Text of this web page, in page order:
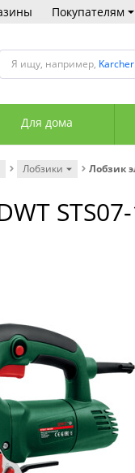
Покупателям
Я ищу, например,
Для дома
Лобзики Лобзик